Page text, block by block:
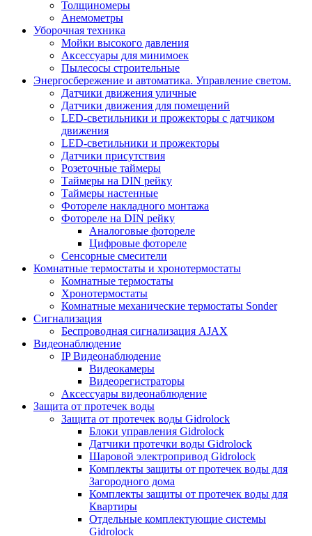
Толщиномеры
Анемометры
Уборочная техника
Мойки высокого давления
Аксессуары для минимоек
Пылесосы строительные
Энергосбережение и автоматика. Управление светом.
Датчики движения уличные
Датчики движения для помещений
LED-светильники и прожекторы с датчиком
движения
LED-светильники и прожекторы
Датчики присутствия
Розеточные таймеры
Таймеры на DIN рейку
Таймеры настенные
Фотореле накладного монтажа
Фотореле на DIN рейку
Аналоговые фотореле
Цифровые фотореле
Сенсорные смесители
Комнатные термостаты и хронотермостаты
Комнатные термостаты
Хронотермостаты
Комнатные механические термостаты Sonder
Сигнализация
Беспроводная сигнализация AJAX
Видеонаблюдение
IP Видеонаблюдение
Видеокамеры
Видеорегистраторы
Аксессуары видеонаблюдение
Защита от протечек воды
Защита от протечек воды Gidrolock
Блоки управления Gidrolock
Датчики протечки воды Gidrolock
Шаровой электропривод Gidrolock
Комплекты защиты от протечек воды для
Загородного дома
Комплекты защиты от протечек воды для
Квартиры
Отдельные комплектующие системы
Gidrolock